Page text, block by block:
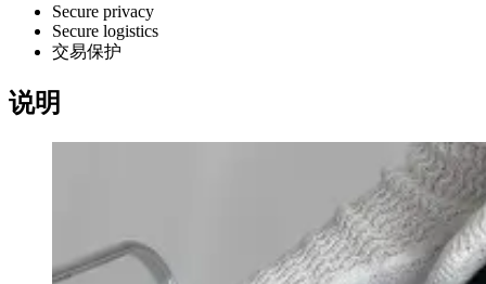
Secure privacy
Secure logistics
交易保护
说明